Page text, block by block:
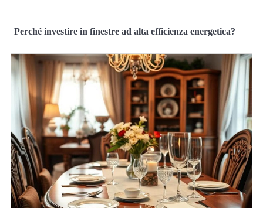
Perché investire in finestre ad alta efficienza energetica?